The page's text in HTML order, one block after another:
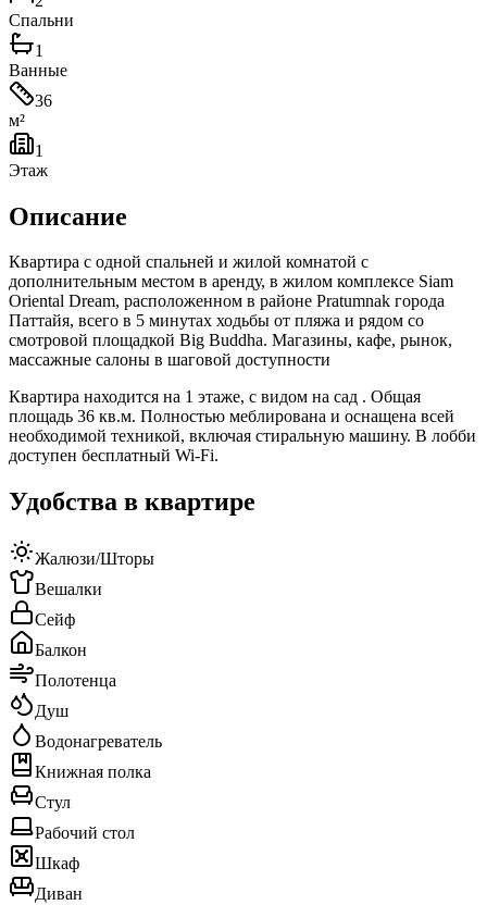
Спальни
1
Ванные
36
м²
1
Этаж
Описание
Квартира с одной спальней и жилой комнатой с
дополнительным местом в аренду, в жилом комплексе Siam
Oriental Dream, расположенном в районе Pratumnak города
Паттайя, всего в 5 минутах ходьбы от пляжа и рядом со
смотровой площадкой Big Buddha. Магазины, кафе, рынок,
массажные салоны в шаговой доступности
Квартира находится на 1 этаже, с видом на сад . Общая
площадь 36 кв.м. Полностью меблирована и оснащена всей
необходимой техникой, включая стиральную машину. В лобби
доступен бесплатный Wi-Fi.
Удобства в квартире
Жалюзи/Шторы
Вешалки
Сейф
Балкон
Полотенца
Душ
Водонагреватель
Книжная полка
Стул
Рабочий стол
Шкаф
Диван